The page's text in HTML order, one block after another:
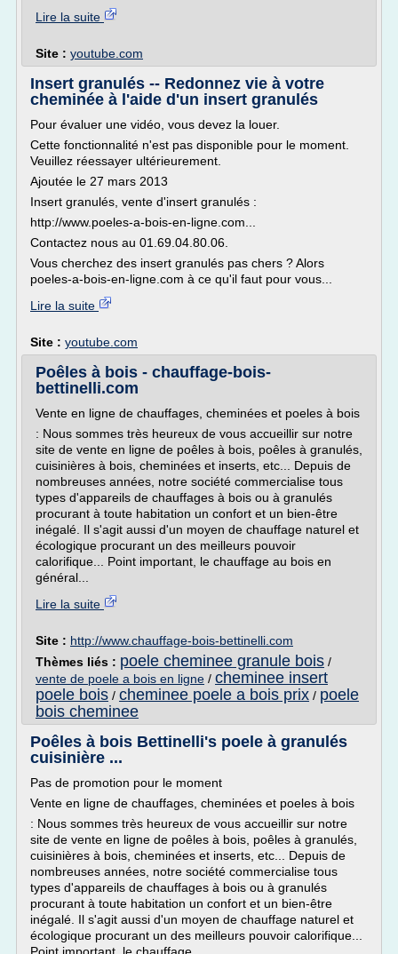
Lire la suite
Site : youtube.com
Insert granulés -- Redonnez vie à votre
cheminée à l'aide d'un insert granulés
Pour évaluer une vidéo, vous devez la louer.
Cette fonctionnalité n'est pas disponible pour le moment.
Veuillez réessayer ultérieurement.
Ajoutée le 27 mars 2013
Insert granulés, vente d'insert granulés :
http://www.poeles-a-bois-en-ligne.com...
Contactez nous au 01.69.04.80.06.
Vous cherchez des insert granulés pas chers ? Alors
poeles-a-bois-en-ligne.com à ce qu'il faut pour vous...
Lire la suite
Site : youtube.com
Poêles à bois - chauffage-bois-
bettinelli.com
Vente en ligne de chauffages, cheminées et poeles à bois
: Nous sommes très heureux de vous accueillir sur notre
site de vente en ligne de poêles à bois, poêles à granulés,
cuisinières à bois, cheminées et inserts, etc... Depuis de
nombreuses années, notre société commercialise tous
types d'appareils de chauffages à bois ou à granulés
procurant à toute habitation un confort et un bien-être
inégalé. Il s'agit aussi d'un moyen de chauffage naturel et
écologique procurant un des meilleurs pouvoir
calorifique... Point important, le chauffage au bois en
général...
Lire la suite
Site : http://www.chauffage-bois-bettinelli.com
Thèmes liés : poele cheminee granule bois /
vente de poele a bois en ligne / cheminee insert
poele bois / cheminee poele a bois prix / poele
bois cheminee
Poêles à bois Bettinelli's poele à granulés
cuisinière ...
Pas de promotion pour le moment
Vente en ligne de chauffages, cheminées et poeles à bois
: Nous sommes très heureux de vous accueillir sur notre
site de vente en ligne de poêles à bois, poêles à granulés,
cuisinières à bois, cheminées et inserts, etc... Depuis de
nombreuses années, notre société commercialise tous
types d'appareils de chauffages à bois ou à granulés
procurant à toute habitation un confort et un bien-être
inégalé. Il s'agit aussi d'un moyen de chauffage naturel et
écologique procurant un des meilleurs pouvoir calorifique...